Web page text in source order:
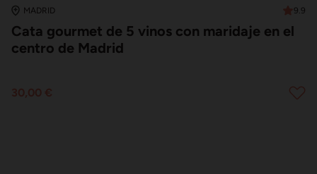
MADRID 9.9
Cata gourmet de 5 vinos con maridaje en el
centro de Madrid
30,00 €